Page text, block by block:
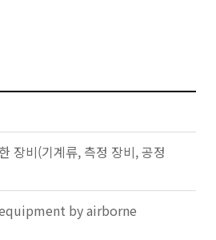
장비(기계류, 측정 장비, 공정
by airborne